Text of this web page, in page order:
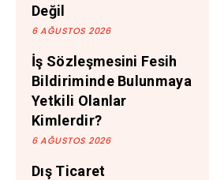
Değil
6 AĞUSTOS 2026
İş Sözleşmesini Fesih
Bildiriminde Bulunmaya
Yetkili Olanlar
Kimlerdir?
6 AĞUSTOS 2026
Dış Ticaret